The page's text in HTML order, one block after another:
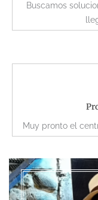
Buscamos
Muy pronto el